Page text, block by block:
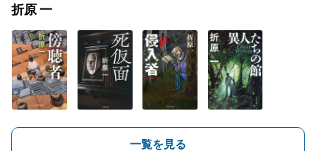
折原 一
一覧を見る